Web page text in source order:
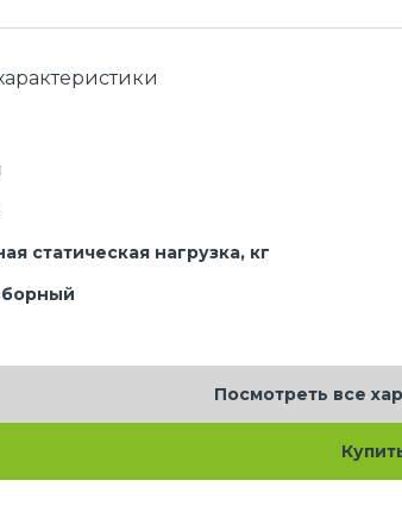
статическая нагрузка, кг
Посмотреть все